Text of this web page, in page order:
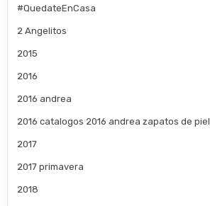
#QuedateEnCasa
2 Angelitos
2015
2016
2016 andrea
2016 catalogos 2016 andrea zapatos de piel
2017
2017 primavera
2018